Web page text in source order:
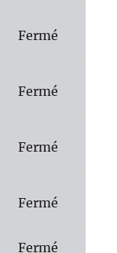
Fermé
Fermé
Fermé
Fermé
Fermé